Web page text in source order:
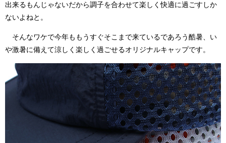
出来るもんじゃないだから調子を合わせて楽しく快適に過ごすしか
ないよねと。
そんなワケで今年ももうすぐそこまで来ているであろう酷暑、い
や激暑に備えて涼しく楽しく過ごせるオリジナルキャップです。